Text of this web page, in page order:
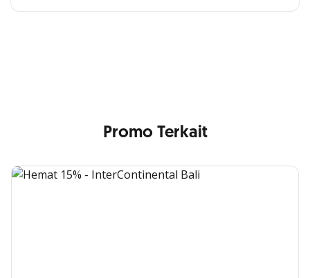
Cross Selling Banner Global
Promo Terkait